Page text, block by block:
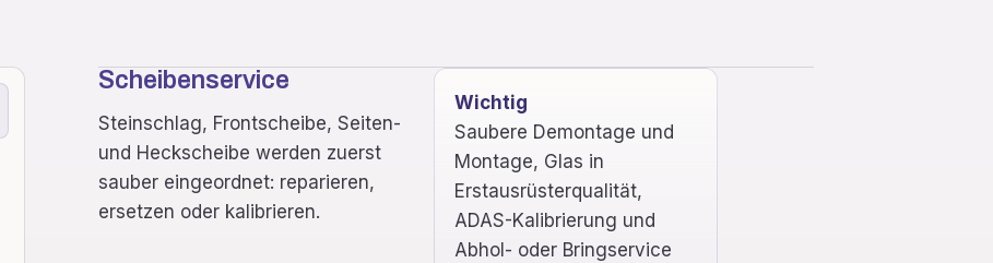
Scheibenservice
Steinschlag, Frontscheibe, Seiten-
und Heckscheibe werden zuerst
sauber eingeordnet: reparieren,
ersetzen oder kalibrieren.
Wichtig
Saubere Demontage und
Montage, Glas in
Erstausrüsterqualität,
ADAS-Kalibrierung und
Abhol- oder Bringservice